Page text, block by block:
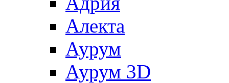
Алекта
Аурум
Аурум 3D